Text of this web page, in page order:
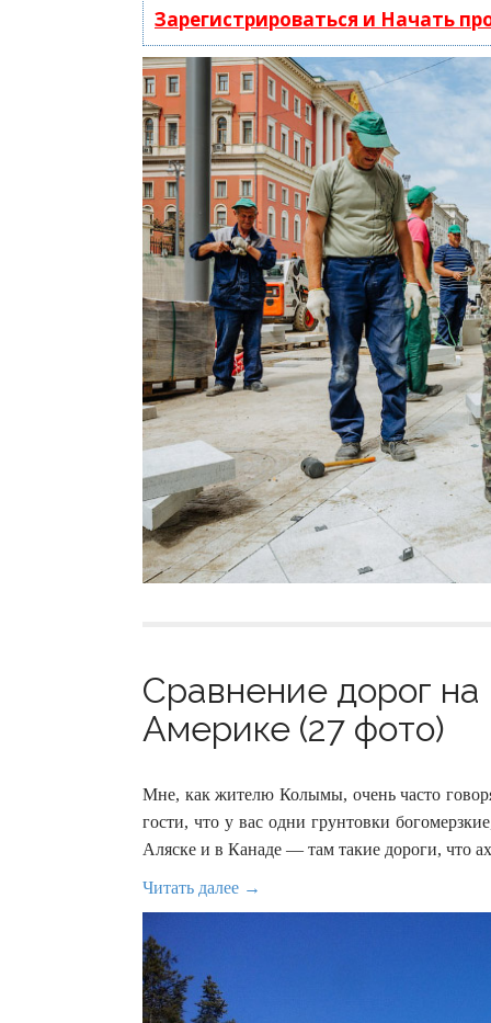
Зарегистрироваться и Начать
Сравнение дорог
Америке (27 фото)
Мне, как жителю Колымы, очень часто
гости, что у вас одни грунтовки
Аляске и в Канаде — там такие дороги, что
Читать далее →